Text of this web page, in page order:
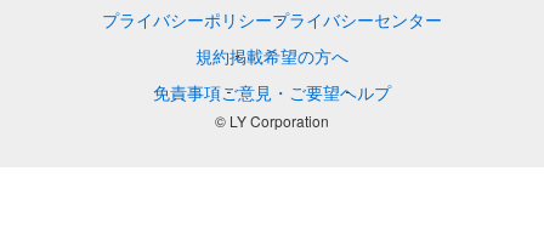
プライバシーポリシープライバシーセンター
規約掲載希望の方へ
免責事項ご意見・ご要望ヘルプ
© LY Corporation